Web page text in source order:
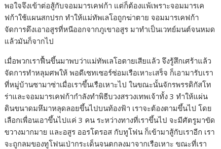
พอใจจึงเข้าต่อสู้กับจอมมารเคฟก้า แต่ก็ต้องแพ้เพราะจอมมารเค
ฟก้าใช้แผนสกปรก ทำให้แม่ทัพเลโอถูกฆ่าตาย จอมมารเคฟก้า
จัดการดึงเอาอสูรที่หนีออกจากภูเขาอสูร มาทำเป็นเวทย์มนต์จนหมด
แล้วมันก็จากไป
เมื่อพวกเราฟื้นขึ้นมาพบว่าแม่ทัพเลโอตายเสียแล้ว จึงรู้สึกเศร้าแล้ว
จัดการทำหลุมศพให้ พอดีเซทเซอร์ซ่อมเรือเหาะเสร็จ ก็เอามารับเรา
ที่หมู่บ้านซามาซ่าเมื่อเราขึ้นเรือเหาะไป ในขณะนั้นจักรพรรดิกัสโท
ร่าและจอมมารเคฟก้ากำลังทำพิธีบวงสรวงเทพเจ้าทั้ง 3 ทำให้แผ่น
ดินขนาดมหึมาหลุดลอยขึ้นไปบนท้องฟ้า เราจะต้องตามขึ้นไป โดย
เลือกเพื่อนเอาขึ้นไปแค่ 3 คน ระหว่างทางที่เราขึ้นไป จะมีศัตรูมาขัด
ขวางมากมาย และอสูร ออรโตรอส กับทูโฟน ก็เข้ามาสู้กับเราอีก เรา
จะถูกลมของทูโฟนเป่ากระเด็นจนตกลงมาจากเรือเหาะ ขณะที่เรา